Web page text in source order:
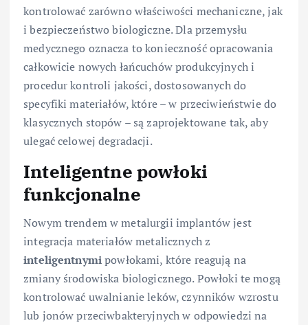
kontrolować zarówno właściwości mechaniczne, jak
i bezpieczeństwo biologiczne. Dla przemysłu
medycznego oznacza to konieczność opracowania
całkowicie nowych łańcuchów produkcyjnych i
procedur kontroli jakości, dostosowanych do
specyfiki materiałów, które – w przeciwieństwie do
klasycznych stopów – są zaprojektowane tak, aby
ulegać celowej degradacji.
Inteligentne powłoki
funkcjonalne
Nowym trendem w metalurgii implantów jest
integracja materiałów metalicznych z
inteligentnymipowłokami, które reagują na
zmiany środowiska biologicznego. Powłoki te mogą
kontrolować uwalnianie leków, czynników wzrostu
lub jonów przeciwbakteryjnych w odpowiedzi na